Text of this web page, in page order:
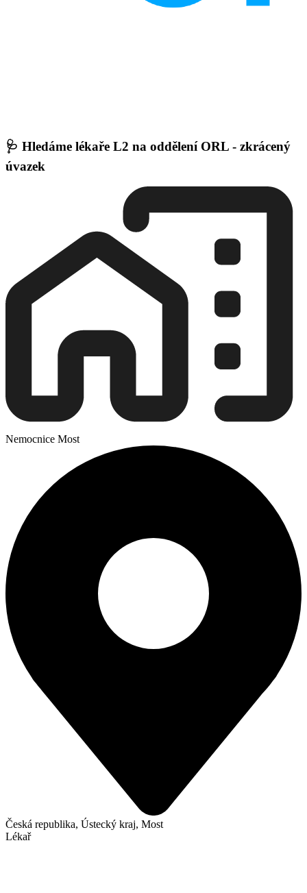
🩺 Hledáme lékaře L2 na oddělení ORL - zkrácený
úvazek
Nemocnice Most
Česká republika, Ústecký kraj, Most
Lékař